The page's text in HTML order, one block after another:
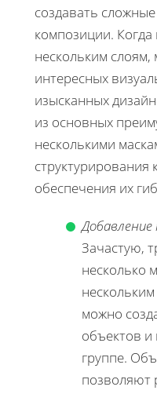
создавать
композиции.
нескольким
интересных
изысканных
из основных
несколькими
структурирования
обеспечения их
Добавление
Зачастую,
несколько
можно
объектов и
группе.
позволяют